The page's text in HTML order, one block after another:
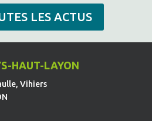
LES ACTUS
HAUT-LAYON
Vihiers